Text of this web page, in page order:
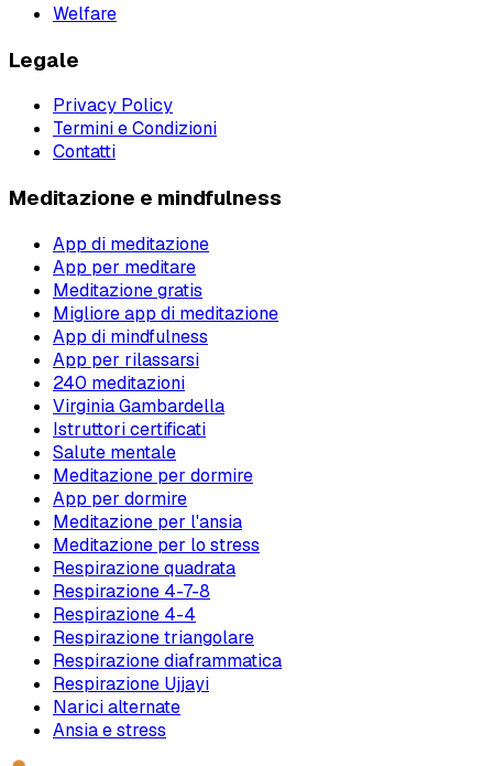
Welfare
Legale
Privacy Policy
Termini e Condizioni
Contatti
Meditazione e mindfulness
App di meditazione
App per meditare
Meditazione gratis
Migliore app di meditazione
App di mindfulness
App per rilassarsi
240 meditazioni
Virginia Gambardella
Istruttori certificati
Salute mentale
Meditazione per dormire
App per dormire
Meditazione per l'ansia
Meditazione per lo stress
Respirazione quadrata
Respirazione 4-7-8
Respirazione 4-4
Respirazione triangolare
Respirazione diaframmatica
Respirazione Ujjayi
Narici alternate
Ansia e stress